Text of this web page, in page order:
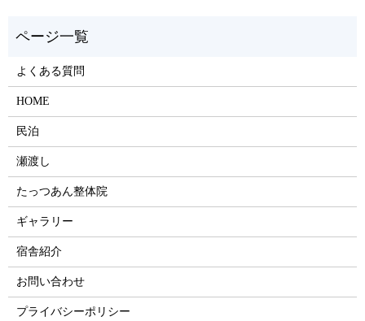
よくある質問
HOME
民泊
瀬渡し
たっつあん整体院
ギャラリー
宿舎紹介
お問い合わせ
プライバシーポリシー